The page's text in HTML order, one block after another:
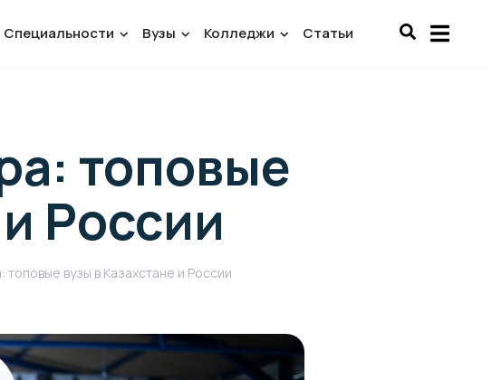
Специальности Вузы Колледжи Статьи
топовые
России
вузы в Казахстане и России